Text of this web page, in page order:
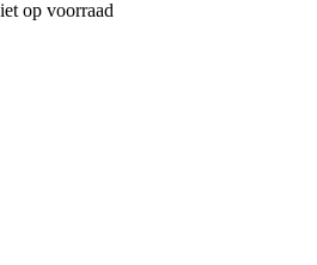
op voorraad